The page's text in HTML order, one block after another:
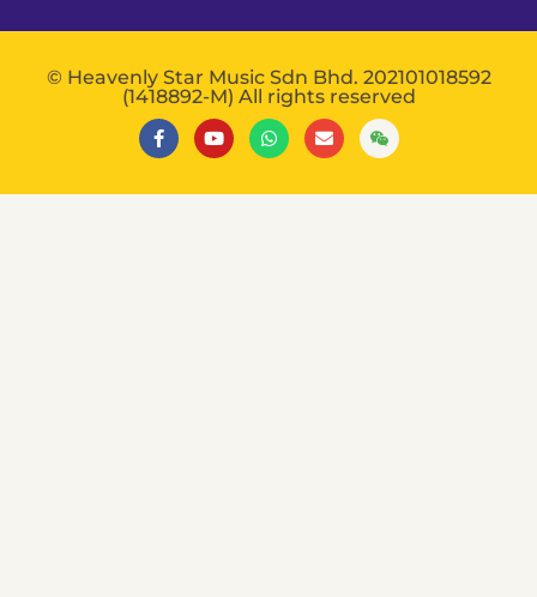
© Heavenly Star Music Sdn Bhd. 202101018592
(1418892-M) All rights reserved